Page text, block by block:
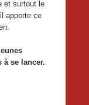
et surtout le
apporte ce
à se lancer.